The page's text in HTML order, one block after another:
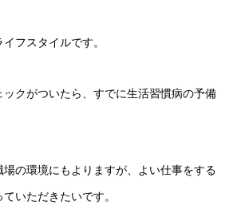
フスタイルです。
ックがついたら、すでに生活習慣病の予備
の環境にもよりますが、よい仕事をする
いただきたいです。